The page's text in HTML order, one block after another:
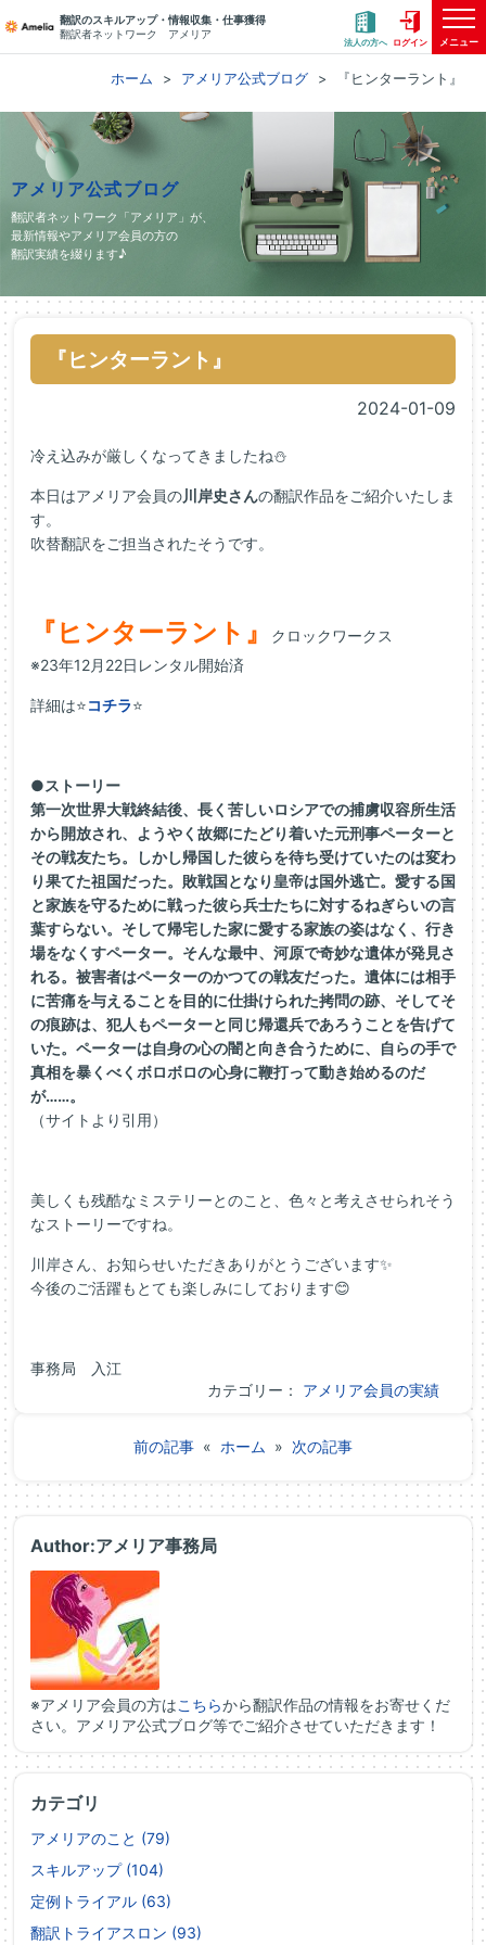
翻訳のスキルアップ・情報収集・仕事獲得
翻訳者ネットワーク アメリア
法人の方へ ログイン メニュー
ホーム アメリア公式ブログ 『ヒンターラント』
アメリア公式ブログ
翻訳者ネットワーク「アメリア」が、
最新情報やアメリア会員の方の
翻訳実績を綴ります♪
『ヒンターラント』
2024-01-09
冷え込みが厳しくなってきましたね⛄
本日はアメリア会員の川岸史さんの翻訳作品をご紹介いたしま
す。
吹替翻訳をご担当されたそうです。
『ヒンターラント』
クロックワークス
※23年12月22日レンタル開始済
詳細は⭐コチラ⭐
●ストーリー
第一次世界大戦終結後、長く苦しいロシアでの捕虜収容所生活
から開放され、ようやく故郷にたどり着いた元刑事ペーターと
その戦友たち。しかし帰国した彼らを待ち受けていたのは変わ
り果てた祖国だった。敗戦国となり皇帝は国外逃亡。愛する国
と家族を守るために戦った彼ら兵士たちに対するねぎらいの言
葉すらない。そして帰宅した家に愛する家族の姿はなく、行き
場をなくすペーター。そんな最中、河原で奇妙な遺体が発見さ
れる。被害者はペーターのかつての戦友だった。遺体には相手
に苦痛を与えることを目的に仕掛けられた拷問の跡、そしてそ
の痕跡は、犯人もペーターと同じ帰還兵であろうことを告げて
いた。ペーターは自身の心の闇と向き合うために、自らの手で
真相を暴くべくボロボロの心身に鞭打って動き始めるのだ
が……。
（サイトより引用）
美しくも残酷なミステリーとのこと、色々と考えさせられそう
なストーリーですね。
川岸さん、お知らせいただきありがとうございます✨
今後のご活躍もとても楽しみにしております😊
事務局 入江
カテゴリー： アメリア会員の実績
前の記事 « ホーム » 次の記事
Author:アメリア事務局
※アメリア会員の方はこちらから翻訳作品の情報をお寄せくだ
さい。アメリア公式ブログ等でご紹介させていただきます！
カテゴリ
アメリアのこと (79)
スキルアップ (104)
定例トライアル (63)
翻訳トライアスロン (93)